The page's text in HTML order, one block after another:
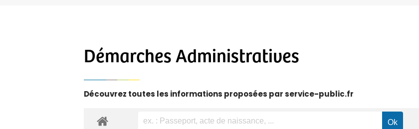
Démarches Administratives
Découvrez toutes les informations proposées par service-public.fr